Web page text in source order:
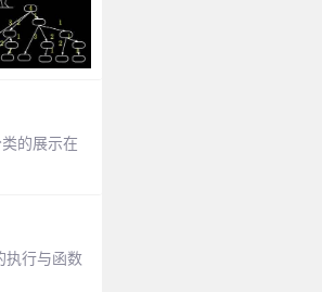
的展示在
执行与函数